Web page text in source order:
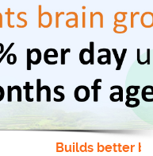
Builds better